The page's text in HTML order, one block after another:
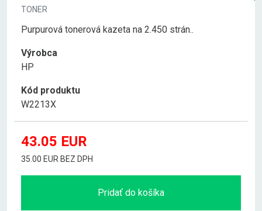
TONER
Purpurová tonerová kazeta na 2.450 strán..
Výrobca
HP
Kód produktu
W2213X
43.05 EUR
35.00 EUR BEZ DPH
Pridať do košíka